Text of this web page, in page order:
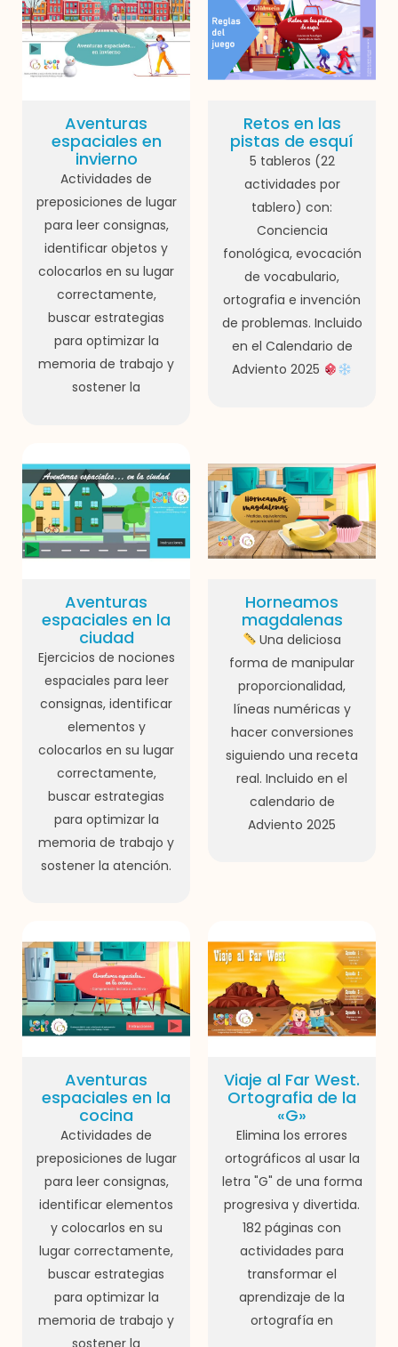
Aventuras
espaciales en
invierno
Actividades de
preposiciones de lugar
para leer consignas,
identificar objetos y
colocarlos en su lugar
correctamente,
buscar estrategias
para optimizar la
memoria de trabajo y
sostener la
Retos en las
pistas de esquí
5 tableros (22
actividades por
tablero) con:
Conciencia
fonológica, evocación
de vocabulario,
ortografia e invención
de problemas. Incluido
en el Calendario de
Adviento 2025
Aventuras
espaciales en la
ciudad
Ejercicios de nociones
espaciales para leer
consignas, identificar
elementos y
colocarlos en su lugar
correctamente,
buscar estrategias
para optimizar la
memoria de trabajo y
sostener la atención.
Horneamos
magdalenas
Una deliciosa
forma de manipular
proporcionalidad,
líneas numéricas y
hacer conversiones
siguiendo una receta
real. Incluido en el
calendario de
Adviento 2025
Aventuras
espaciales en la
cocina
Actividades de
preposiciones de lugar
para leer consignas,
identificar elementos
y colocarlos en su
lugar correctamente,
buscar estrategias
para optimizar la
memoria de trabajo y
Viaje al Far West.
Ortografia de la
«G»
Elimina los errores
ortográficos al usar la
letra "G" de una forma
progresiva y divertida.
182 páginas con
actividades para
transformar el
aprendizaje de la
ortografía en